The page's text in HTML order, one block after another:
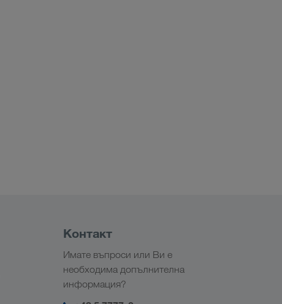
Контакт
Имате въпроси или Ви е
необходима допълнителна
информация?